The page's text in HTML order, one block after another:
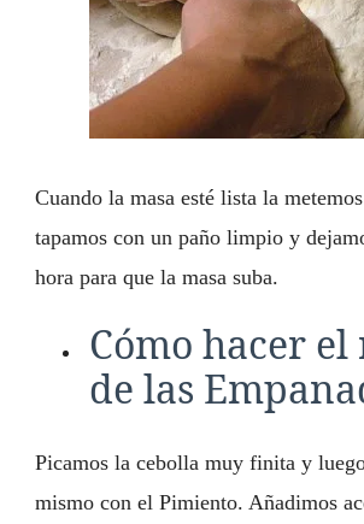
Cuando la masa esté lista la
tapamos con un paño limpio y
hora para que la masa suba.
Cómo hacer
de las
Picamos la cebolla muy finita y
mismo con el Pimiento. Añadimos